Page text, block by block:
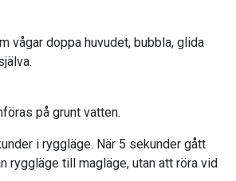
vågar doppa huvudet, bubbla, glida
på grunt vatten.
i ryggläge. När 5 sekunder gått
ryggläge till magläge, utan att röra vid